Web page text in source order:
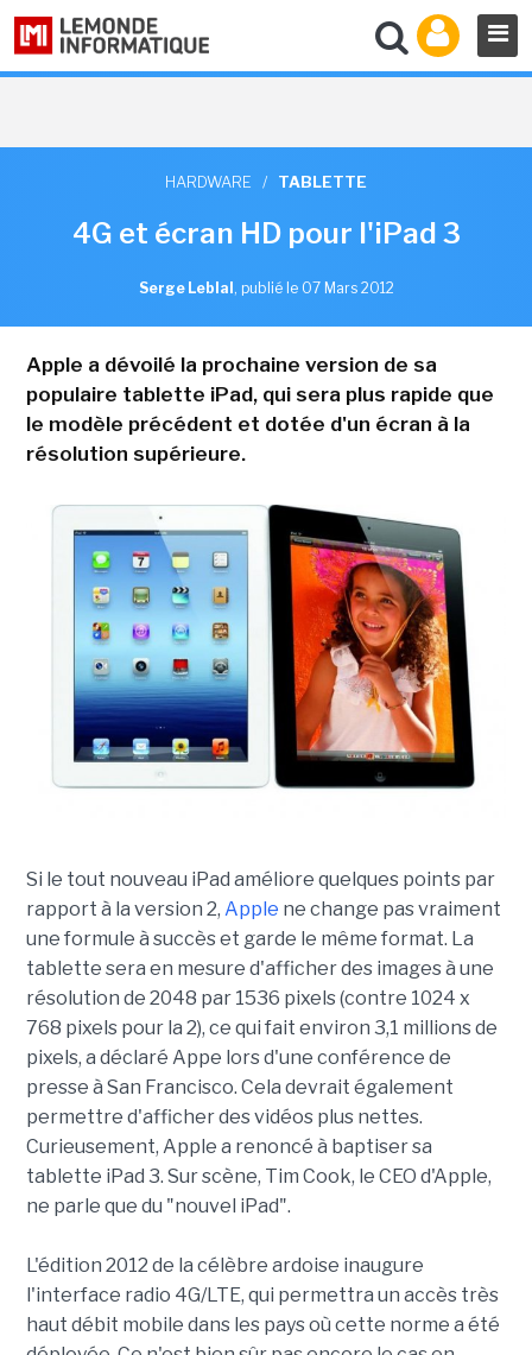
HARDWARE / TABLETTE
4G et écran HD pour l'iPad 3
Serge Leblal , publié le 07 Mars 2012
Apple a dévoilé la prochaine version de sa
populaire tablette iPad, qui sera plus rapide que
le modèle précédent et dotée d'un écran à la
résolution supérieure.
Si le tout nouveau iPad améliore quelques points par
rapport à la version 2, Apple ne change pas vraiment
une formule à succès et garde le même format. La
tablette sera en mesure d'afficher des images à une
résolution de 2048 par 1536 pixels (contre 1024 x
768 pixels pour la 2), ce qui fait environ 3,1 millions de
pixels, a déclaré Appe lors d'une conférence de
presse à San Francisco. Cela devrait également
permettre d'afficher des vidéos plus nettes.
Curieusement, Apple a renoncé à baptiser sa
tablette iPad 3. Sur scène, Tim Cook, le CEO d'Apple,
ne parle que du "nouvel iPad".
L'édition 2012 de la célèbre ardoise inaugure
l'interface radio 4G/LTE, qui permettra un accès très
haut débit mobile dans les pays où cette norme a été